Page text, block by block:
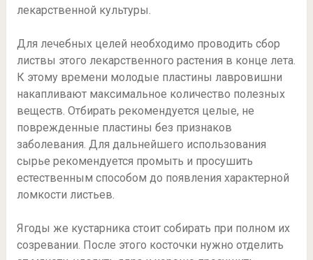
лекарственной культуры.
Для лечебных целей необходимо проводить сбор
листвы этого лекарственного растения в конце лета.
К этому времени молодые пластины лавровишни
накапливают максимальное количество полезных
веществ. Отбирать рекомендуется целые, не
поврежденные пластины без признаков
заболевания. Для дальнейшего использования
сырье рекомендуется промыть и просушить
естественным способом до появления характерной
ломкости листьев.
Ягоды же кустарника стоит собирать при полном их
созревании. После этого косточки нужно отделить